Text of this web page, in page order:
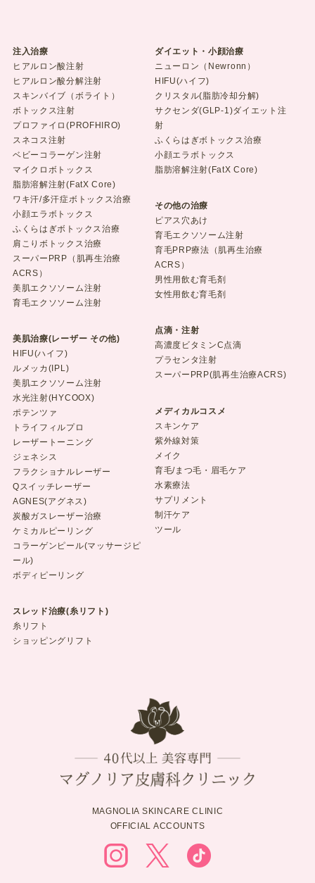
注入治療
ヒアルロン酸注射
ヒアルロン酸分解注射
スキンバイブ（ボライト）
ボトックス注射
プロファイロ(PROFHIRO)
スネコス注射
ベビーコラーゲン注射
マイクロボトックス
脂肪溶解注射(FatX Core)
ワキ汗/多汗症ボトックス治療
小顔エラボトックス
ふくらはぎボトックス治療
肩こりボトックス治療
スーパーPRP（肌再生治療
ACRS）
美肌エクソソーム注射
育毛エクソソーム注射
美肌治療(レーザー その他)
HIFU(ハイフ)
ルメッカ(IPL)
美肌エクソソーム注射
水光注射(HYCOOX)
ポテンツァ
トライフィルプロ
レーザートーニング
ジェネシス
フラクショナルレーザー
Qスイッチレーザー
AGNES(アグネス)
炭酸ガスレーザー治療
ケミカルピーリング
コラーゲンピール(マッサージピ
ール)
ボディピーリング
スレッド治療(糸リフト)
糸リフト
ショッピングリフト
ダイエット・小顔治療
ニューロン（Newronn）
HIFU(ハイフ)
クリスタル(脂肪冷却分解)
サクセンダ(GLP-1)ダイエット注
射
ふくらはぎボトックス治療
小顔エラボトックス
脂肪溶解注射(FatX Core)
その他の治療
ピアス穴あけ
育毛エクソソーム注射
育毛PRP療法（肌再生治療
ACRS）
男性用飲む育毛剤
女性用飲む育毛剤
点滴・注射
高濃度ビタミンC点滴
プラセンタ注射
スーパーPRP(肌再生治療ACRS)
メディカルコスメ
スキンケア
紫外線対策
メイク
育毛/まつ毛・眉毛ケア
水素療法
サプリメント
制汗ケア
ツール
MAGNOLIA SKINCARE CLINIC
OFFICIAL ACCOUNTS